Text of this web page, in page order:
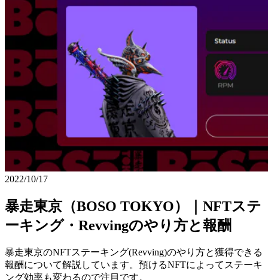
2022/10/17
暴走東京（BOSO TOKYO）｜NFTステ
ーキング・Revvingのやり方と報酬
暴走東京のNFTステーキング(Revving)のやり方と獲得できる
報酬について解説しています。預けるNFTによってステーキ
ング効率も変わるので注目です。